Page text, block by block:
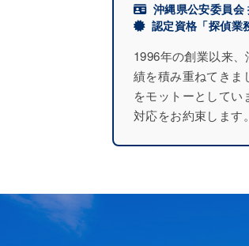
沖縄県公安委員
認定資格「探偵業
1996年の創業以来
績を積み重ねてきま
をモットーとして
対応をお約束します。